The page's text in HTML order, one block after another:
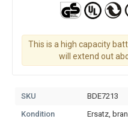
This is a high capacity
will extend out
SKU
BDE7213
Kondition
Ersatz,